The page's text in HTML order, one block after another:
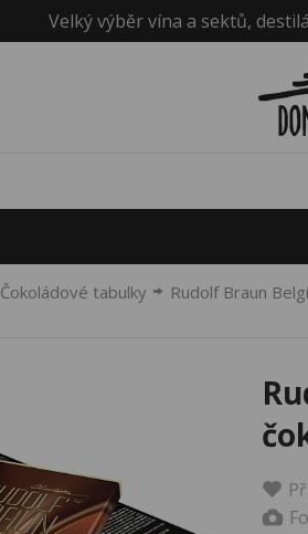
Velký výběr vína a sektů,
Čokoládové tabulky Rudolf Braun